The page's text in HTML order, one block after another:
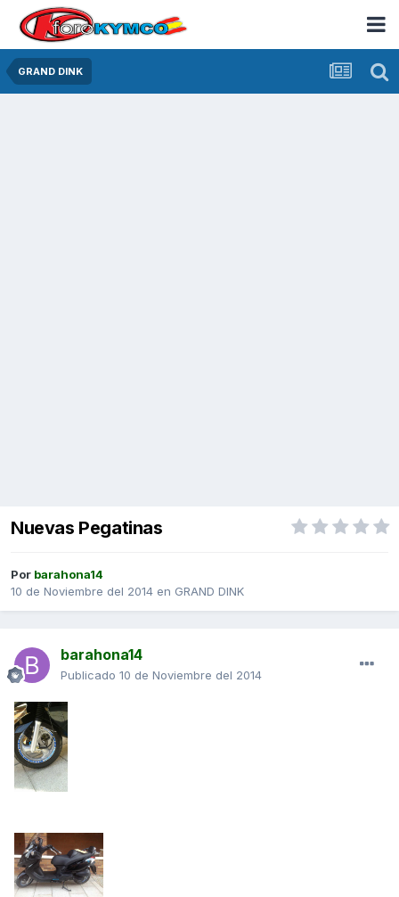
GRAND DINK
Nuevas Pegatinas
Por barahona14
10 de Noviembre del 2014 en GRAND DINK
barahona14
Publicado 10 de Noviembre del 2014